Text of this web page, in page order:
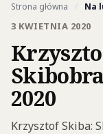
Strona główna / Na
3 KWIETNIA 2020
2020
Krzysztof Skiba: